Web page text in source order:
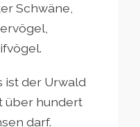
Schwäne,
ist der Urwald
über hundert
darf.